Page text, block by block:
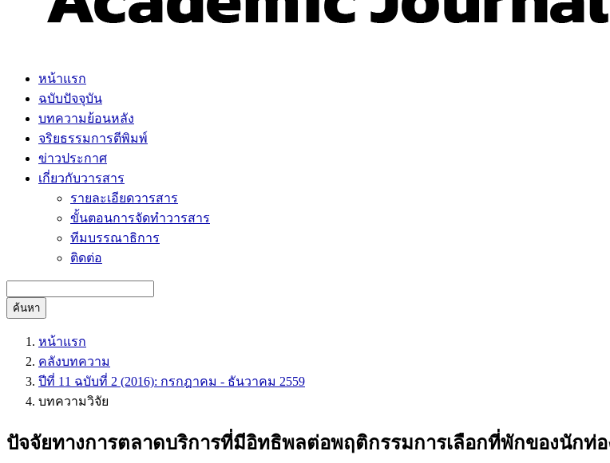
หน้าแรก
ฉบับปัจจุบัน
บทความย้อนหลัง
จริยธรรมการตีพิมพ์
ข่าวประกาศ
เกี่ยวกับวารสาร
รายละเอียดวารสาร
ขั้นตอนการจัดทำวารสาร
ทีมบรรณาธิการ
ติดต่อ
ค้นหา
หน้าแรก
คลังบทความ
ปีที่ 11 ฉบับที่ 2 (2016): กรกฎาคม - ธันวาคม 2559
บทความวิจัย
ปัจจัยทางการตลาดบริการที่มีอิทธิพลต่อพฤติกรรมการเลือกที่พักของนักท่